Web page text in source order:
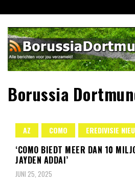
naar
inhoud
Borussia
AZ COMO EREDIVISIE
‘COMO BIEDT MEER DAN 10
JAYDEN ADDAI’
JUNI 25, 2025